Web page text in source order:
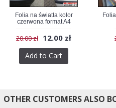
Folia na światła kolor
czerwona format A4
20.00 zł 12.00 zł
Add to Cart
OTHER CUSTOMERS ALSO